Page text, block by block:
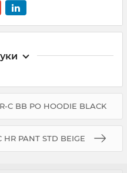
C BB PO HOODIE BLACK
PANT STD BEIGE